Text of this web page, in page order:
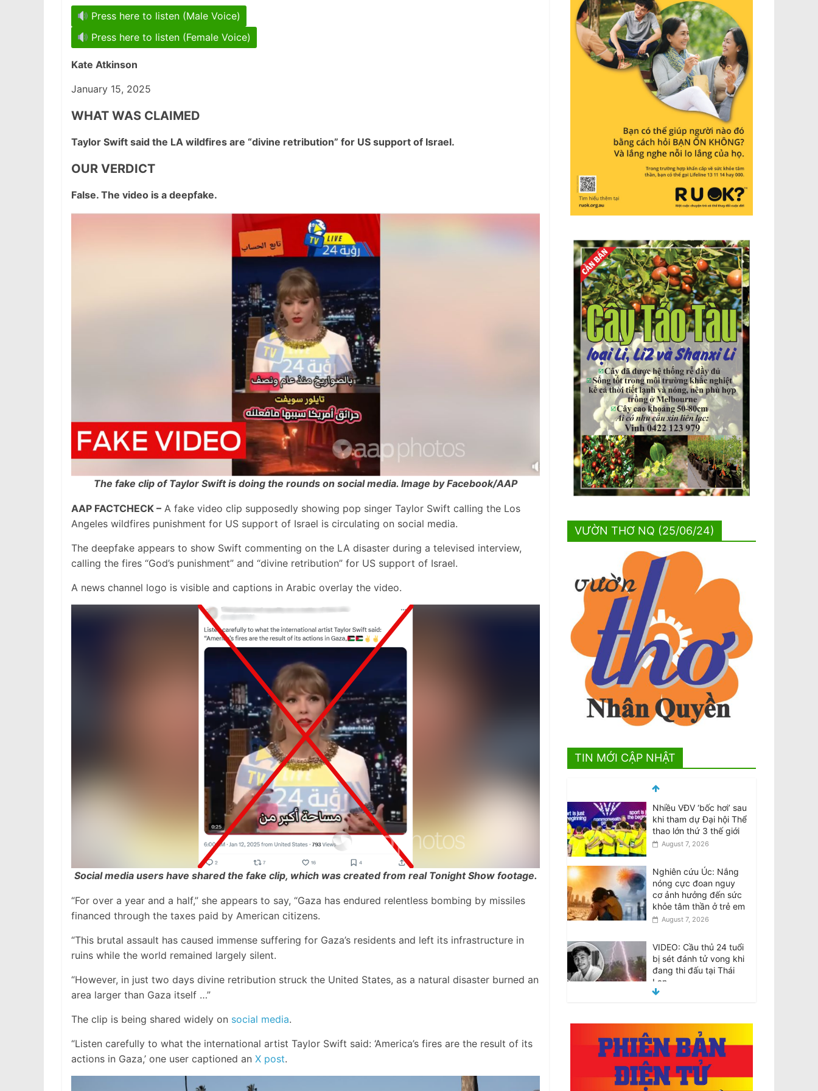
Press here to listen (Male Voice)
Press here to listen (Female Voice)
Kate Atkinson
January 15, 2025
WHAT WAS CLAIMED
Taylor Swift said the LA wildfires are “divine retribution” for US support of Israel.
OUR VERDICT
False. The video is a deepfake.
The fake clip of Taylor Swift is doing the rounds on social media. Image by Facebook/AAP
AAP FACTCHECK – A fake video clip supposedly showing pop singer Taylor Swift calling the Los
Angeles wildfires punishment for US support of Israel is circulating on social media.
The deepfake appears to show Swift commenting on the LA disaster during a televised interview,
calling the fires “God’s punishment” and “divine retribution” for US support of Israel.
A news channel logo is visible and captions in Arabic overlay the video.
Social media users have shared the fake clip, which was created from real Tonight Show footage.
“For over a year and a half,” she appears to say, “Gaza has endured relentless bombing by missiles
financed through the taxes paid by American citizens.
“This brutal assault has caused immense suffering for Gaza’s residents and left its infrastructure in
ruins while the world remained largely silent.
“However, in just two days divine retribution struck the United States, as a natural disaster burned an
area larger than Gaza itself …”
The clip is being shared widely on social media.
“Listen carefully to what the international artist Taylor Swift said: ‘America’s fires are the result of its
actions in Gaza,’ one user captioned an X post.
VƯỜN THƠ NQ (25/06/24)
TIN MỚI CẬP NHẬT
Nhiều VĐV ‘bốc hơi’ sau
khi tham dự Đại hội Thể
thao lớn thứ 3 thế giới
August 7, 2026
Nghiên cứu Úc: Nắng
nóng cực đoan nguy
cơ ảnh hưởng đến sức
khỏe tâm thần ở trẻ em
August 7, 2026
VIDEO: Cầu thủ 24 tuổi
bị sét đánh tử vong khi
đang thi đấu tại Thái
Lan
VHRN & DTD: Chính
Quyền Cộng Sản Việt
Nam Trấn Áp và Bỏ Tù
Các Nhà Văn
August 7, 2026